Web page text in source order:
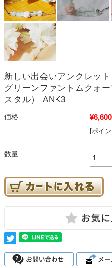
新しい出会いアンクレッ
グリーンファントムクォ
スタル） ANK3
価格: ¥6,600
[ポイ
数量: